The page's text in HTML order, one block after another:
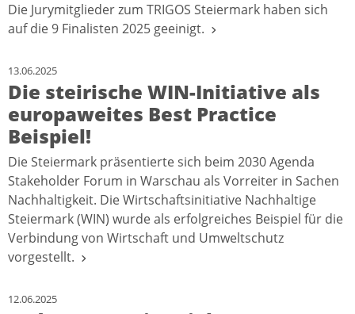
Die Jurymitglieder zum TRIGOS Steiermark haben sich
auf die 9 Finalisten 2025 geeinigt.
13.06.2025
Die steirische WIN-Initiative als
europaweites Best Practice
Beispiel!
Die Steiermark präsentierte sich beim 2030 Agenda
Stakeholder Forum in Warschau als Vorreiter in Sachen
Nachhaltigkeit. Die Wirtschaftsinitiative Nachhaltige
Steiermark (WIN) wurde als erfolgreiches Beispiel für die
Verbindung von Wirtschaft und Umweltschutz
vorgestellt.
12.06.2025